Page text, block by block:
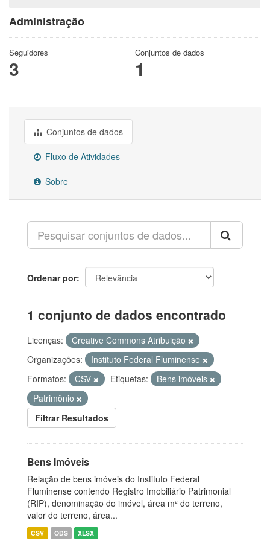
Administração
Seguidores
3
Conjuntos de dados
1
Conjuntos de dados
Fluxo de Atividades
Sobre
Ordenar por
1 conjunto de dados encontrado
Licenças:
Creative Commons Atribuição
Organizações:
Instituto Federal Fluminense
Formatos:
CSV Etiquetas:
Bens imóveis
Patrimônio
Filtrar Resultados
Bens Imóveis
Relação de bens imóveis do Instituto Federal
Fluminense contendo Registro Imobiliário Patrimonial
(RIP), denominação do imóvel, área m² do terreno,
valor do terreno, área...
CSV ODS XLSX